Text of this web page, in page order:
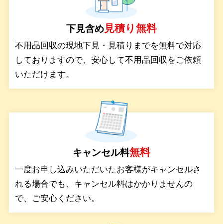
料金
対応エリア
お客様の声
下見含め見積り無料
不用品回収の現地下見・見積りまでを無料で対応
しておりますので、安心して不用品回収をご依頼
いただけます。
キャンセル料無料
一度お申し込みいただいたお客様がキャンセルさ
れる場合でも、キャンセル料はかかりませんの
で、ご安心ください。